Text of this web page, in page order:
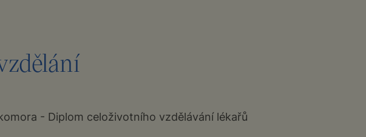
- Diplom celoživotního vzdělávání lékařů